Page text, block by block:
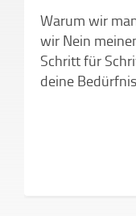
Warum wir
wir Nein
Schritt für
deine